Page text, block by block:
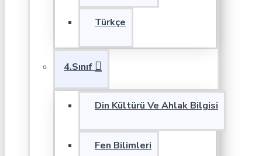
Türkçe
4.Sınıf
Din Kültürü Ve Ahlak Bilgisi
Fen Bilimleri